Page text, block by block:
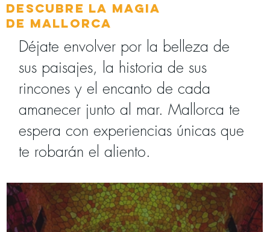
Descubre la Magia
de Mallorca
Déjate envolver por la belleza de
sus paisajes, la historia de sus
rincones y el encanto de cada
amanecer junto al mar. Mallorca te
espera con experiencias únicas que
te robarán el aliento.